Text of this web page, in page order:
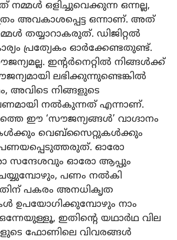
നമ്മള്‍ ഒളിച്ചുവെക്കുന്ന ഒന്നല്ല,
അവകാശപ്പെട്ട ഒന്നാണ്. അത്
തയ്യാറാകരുത്. ഡിജിറ്റല്‍
പ്രത്യേകം ഓര്‍ക്കേണ്ടതുണ്ട്.
ഇന്റര്‍നെറ്റില്‍ നിങ്ങള്‍ക്ക്
ലഭിക്കുന്നുണ്ടെങ്കില്‍
അവിടെ നിങ്ങളുടെ
നല്‍കുന്നത് എന്നാണ്.
ഈ ‘സൗജന്യങ്ങള്‍’ വാഗ്ദാനം
വെബ്സൈറ്റുകള്‍ക്കും
പണയപ്പെടുത്തരുത്. ഓരോ
സന്ദേശവും ഓരോ ആപ്പും
പണം നല്‍കി
പകരം അനധികൃത
ഉപയോഗിക്കുമ്പോഴും നാം
ഇതിന്റെ യഥാര്‍ഥ വില
ഫോണിലെ വിവരങ്ങള്‍